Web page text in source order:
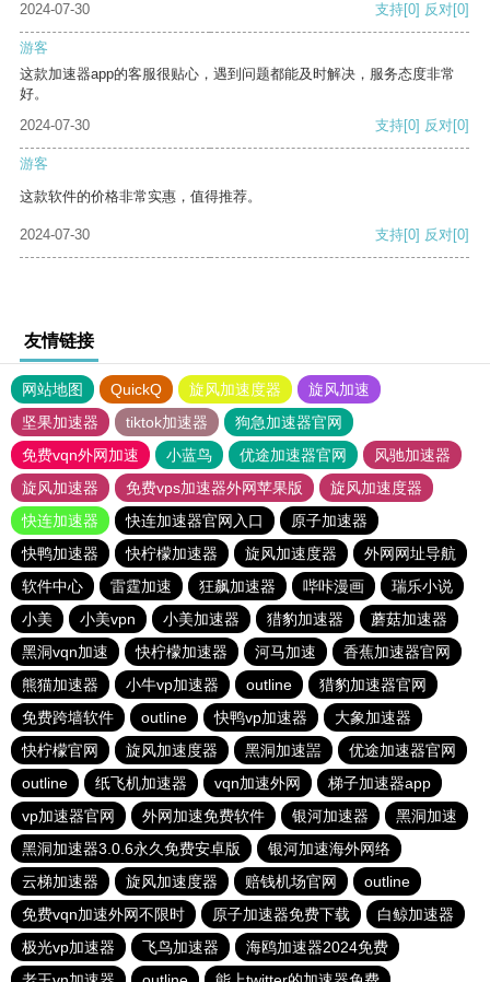
2024-07-30 支持[0] 反对[0]
游客
这款加速器app的客服很贴心，遇到问题都能及时解决，服务态度非常
好。
2024-07-30
支持[0] 反对[0]
游客
这款软件的价格非常实惠，值得推荐。
2024-07-30 支持[0] 反对[0]
友情链接
网站地图 QuickQ 旋风加速度器
旋风加速
坚果加速器
tiktok加速器
狗急加速器官网
免费vqn外网加速
小蓝鸟 优途加速器官网
风驰加速器
旋风加速器
免费vps加速器外网苹果版
旋风加速度器
快连加速器
快连加速器官网入口
原子加速器
快鸭加速器
快柠檬加速器 旋风加速度器
外网网址导航
软件中心
雷霆加速 狂飙加速器 哔咔漫画
瑞乐小说
小美
小美vpn 小美加速器 猎豹加速器
蘑菇加速器
黑洞vqn加速
快柠檬加速器 河马加速
香蕉加速器官网
熊猫加速器
小牛vp加速器 outline
猎豹加速器官网
免费跨墙软件
outline 快鸭vp加速器
大象加速器
快柠檬官网
旋风加速度器 黑洞加速噐
优途加速器官网
outline
纸飞机加速器 vqn加速外网
梯子加速器app
vp加速器官网
外网加速免费软件 银河加速器
黑洞加速
黑洞加速器3.0.6永久免费安卓版
银河加速海外网络
云梯加速器
旋风加速度器 赔钱机场官网
outline
免费vqn加速外网不限时
原子加速器免费下载
白鲸加速器
极光vp加速器
飞鸟加速器
海鸥加速器2024免费